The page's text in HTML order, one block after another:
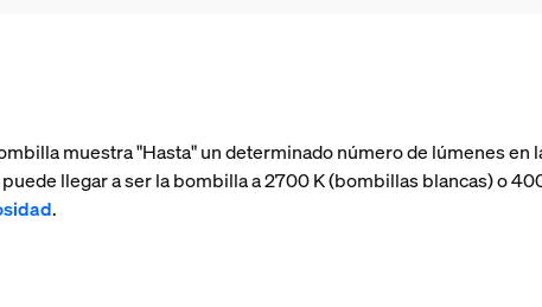
muestra "Hasta" un determinado número de lúmenes
llegar a ser la bombilla a 2700 K (bombillas blancas) o
.